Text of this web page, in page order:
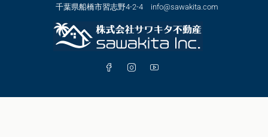
千葉県船橋市習志野4-2-4 info@sawakita.com